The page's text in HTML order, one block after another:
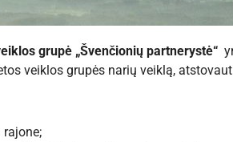
grupė „Švenčionių partnerystė“
veiklos grupės narių veiklą,